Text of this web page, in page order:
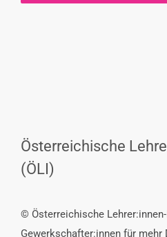
Österreichische
(ÖLI)
© Österreichische
Gewerkschafter:innen für mehr